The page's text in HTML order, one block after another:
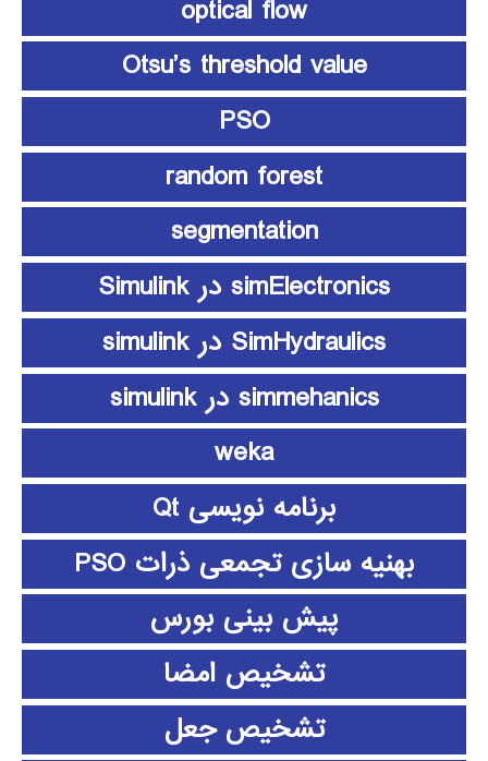
optical flow
Otsu’s threshold value
PSO
random forest
segmentation
simElectronics در Simulink
SimHydraulics در simulink
simmehanics در simulink
weka
برنامه نویسی Qt
بهنیه سازی تجمعی ذرات PSO
پیش بینی بورس
تشخیص امضا
تشخیص جعل